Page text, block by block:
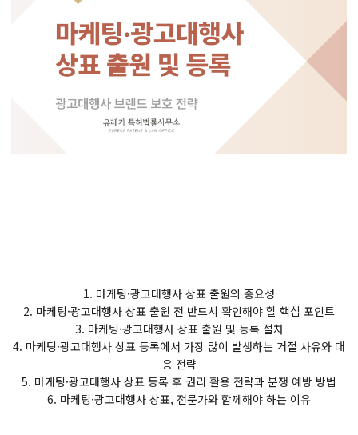
1. 마케팅·광고대행사 상표 출원의 중요성
2. 마케팅·광고대행사 상표 출원 전 반드시 확인해야 할 핵심 포인트
3. 마케팅·광고대행사 상표 출원 및 등록 절차
4. 마케팅·광고대행사 상표 등록에서 가장 많이 발생하는 거절 사유와 대
응 전략
5. 마케팅·광고대행사 상표 등록 후 권리 활용 전략과 분쟁 예방 방법
6. 마케팅·광고대행사 상표, 전문가와 함께해야 하는 이유